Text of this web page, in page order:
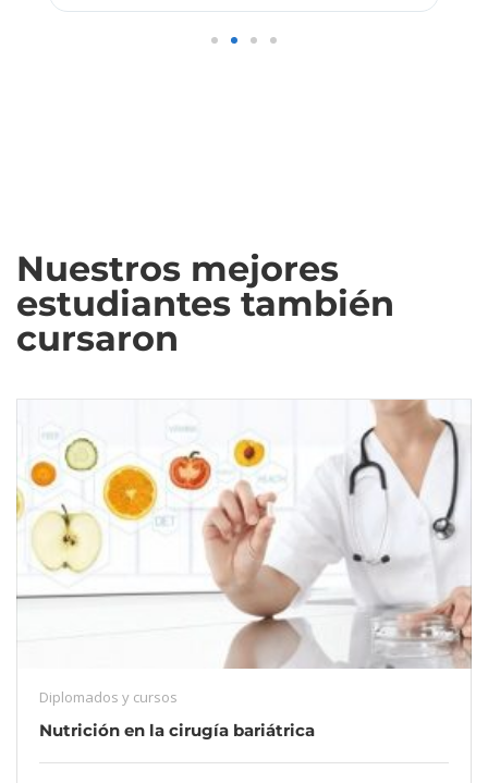
Nuestros mejores
estudiantes también
cursaron
Diplomados y cursos
Nutrición en la cirugía bariátrica